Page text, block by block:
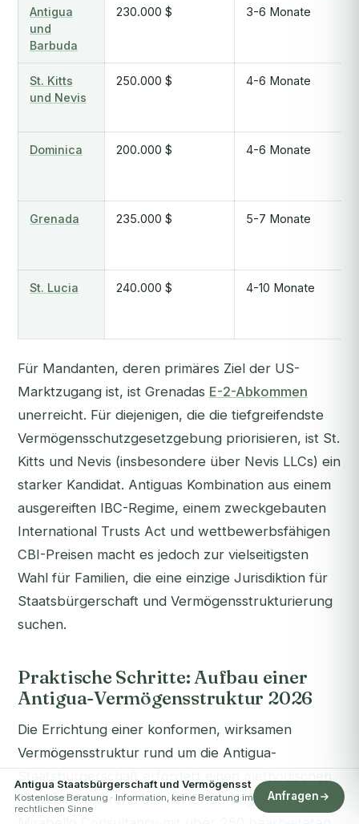
Antigua
und
Barbuda
230.000 $ 3-6 Monate
St. Kitts
und Nevis
250.000 $ 4-6 Monate
Dominica 200.000 $ 4-6 Monate
Grenada 235.000 $ 5-7 Monate
St. Lucia 240.000 $ 4-10 Monate
Für Mandanten, deren primäres Ziel der US-
Marktzugang ist, ist Grenadas E-2-Abkommen
unerreicht. Für diejenigen, die die tiefgreifendste
Vermögensschutzgesetzgebung priorisieren, ist St.
Kitts und Nevis (insbesondere über Nevis LLCs) ein
starker Kandidat. Antiguas Kombination aus einem
ausgereiften IBC-Regime, einem zweckgebauten
International Trusts Act und wettbewerbsfähigen
CBI-Preisen macht es jedoch zur vielseitigsten
Wahl für Familien, die eine einzige Jurisdiktion für
Staatsbürgerschaft und Vermögensstrukturierung
suchen.
Praktische Schritte: Aufbau einer
Antigua-Vermögensstruktur 2026
Die Errichtung einer konformen, wirksamen
Vermögensstruktur rund um die Antigua-
Prozess. Basierend auf der Erfahrung von
Antigua Staatsbürgerschaft und Vermögensst
Kostenlose Beratung · Information, keine Beratung im
rechtlichen Sinne
Anfragen